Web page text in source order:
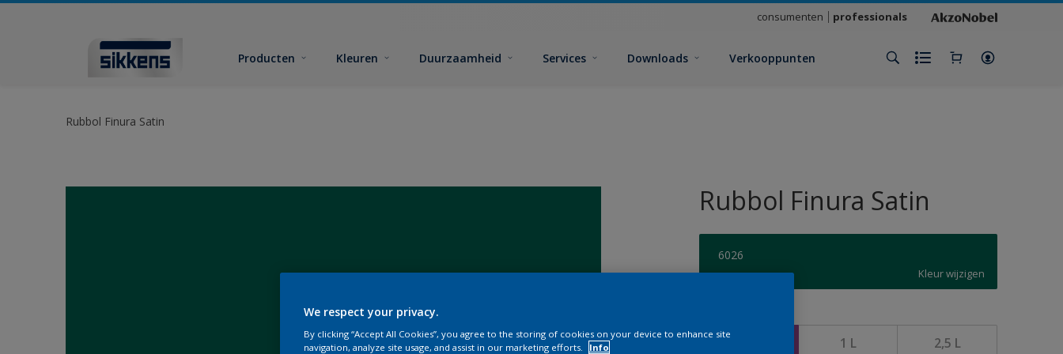
consumenten professionals
Producten Kleuren Duurzaamheid Services Downloads Verkooppunten
Rubbol Finura Satin
Rubbol Finura Satin
6026
Kleur wijzigen
500 ML 1 L 2,5 L
We respect your privacy.
By clicking “Accept All Cookies”, you agree to the storing of cookies on your device to enhance site
navigation, analyze site usage, and assist in our marketing efforts.
Info